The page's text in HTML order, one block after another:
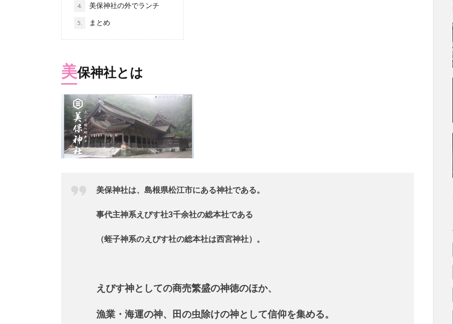
4. 美保神社の外でランチ
5. まとめ
美保神社とは
美保神社は、島根県松江市にある神社である。
事代主神系えびす社3千余社の総本社である
（蛭子神系のえびす社の総本社は西宮神社）。
えびす神としての商売繁盛の神徳のほか、
漁業・海運の神、田の虫除けの神として信仰を集める。